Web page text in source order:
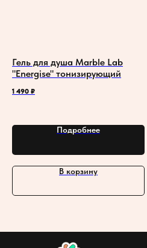
Гель для душа Marble Lab
"Energise" тонизирующий
1 490 ₽
Подробнее
В корзину